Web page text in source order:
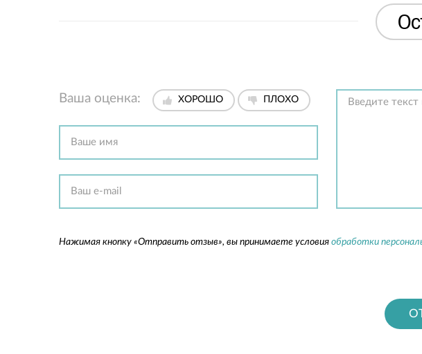
Ваша оценка: ХОРОШО ПЛОХО
Нажимая кнопку «Отправить отзыв», вы принимаете условия обработки